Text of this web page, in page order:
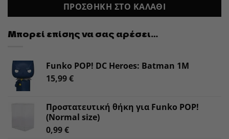
ΠΡΟΣΘΉΚΗ ΣΤΟ ΚΑΛΆΘΙ
Μπορεί επίσης να σας αρέσει…
Funko POP! DC Heroes: Batman 1M
15,99€
Προστατευτική θήκη για Funko POP!
(Normal size)
0,99€